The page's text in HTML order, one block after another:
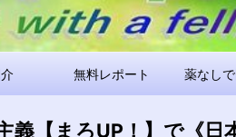
無料レポート 薬なし
義【まろUP！】で《日